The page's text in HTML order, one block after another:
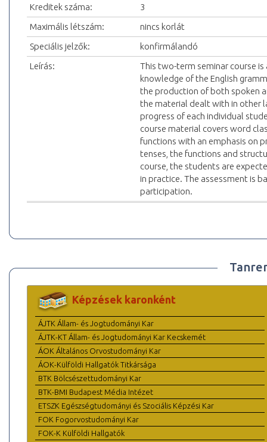
Kreditek száma:
3
Maximális létszám:
nincs korlát
Speciális jelzők:
konfirmálandó
Leírás:
This two-term seminar course
knowledge of the English
the production of both spoken
the material dealt with in other
progress of each individual
course material covers word
functions with an emphasis on
tenses, the functions and
course, the students are
in practice. The assessment is
participation.
Képzések karonként
ÁJTK Állam- és Jogtudományi Kar
ÁJTK-KT Állam- és Jogtudományi Kar Kecskemét
ÁOK Általános Orvostudományi Kar
ÁOK-Külföldi Hallgatók Titkársága
BTK Bölcsészettudományi Kar
BTK-BMI Budapest Média Intézet
ETSZK Egészségtudományi és Szociális Képzési Kar
FOK Fogorvostudományi Kar
FOK-K Külföldi Hallgatók